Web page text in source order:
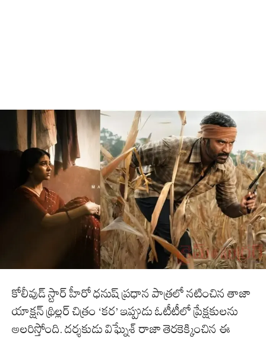
కోలీవుడ్ స్టార్ హీరో ధనుష్ ప్రధాన పాత్రలో నటించిన తాజా
యాక్షన్ థ్రిల్లర్ చిత్రం ‘కర’ ఇప్పుడు ఓటీటీలో ప్రేక్షకులను
అలరిస్తోంది. దర్శకుడు విఘ్నేశ్ రాజా తెరకెక్కించిన ఈ